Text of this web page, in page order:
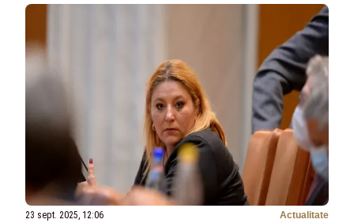
23 sept. 2025, 12:06 Actualitate